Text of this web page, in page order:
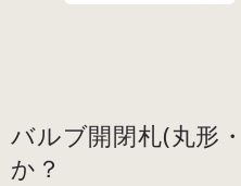
バルブ開閉札(丸形
か？